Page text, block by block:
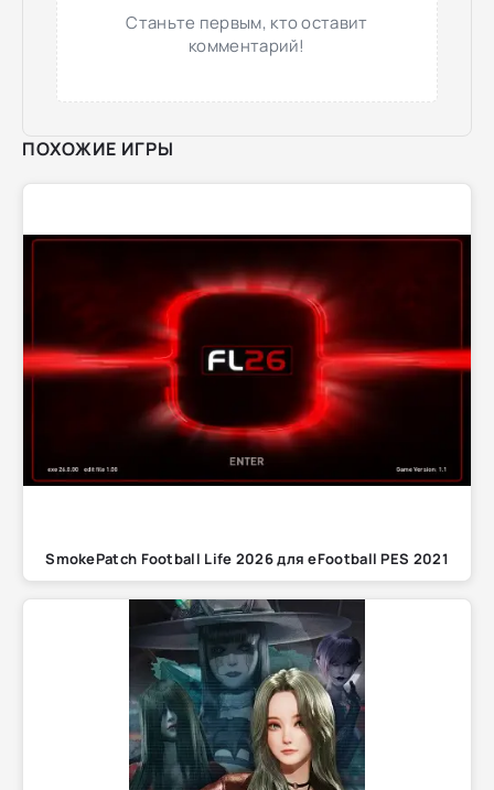
Станьте первым, кто оставит
комментарий!
ПОХОЖИЕ ИГРЫ
SmokePatch Football Life 2026 для eFootball PES 2021